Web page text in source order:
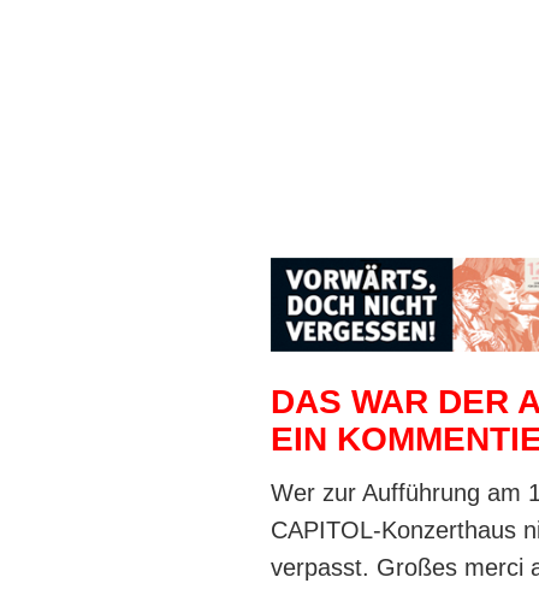
DAS WAR DER
EIN
Wer zur Aufführung am
CAPITOL-Konzerthaus
verpasst. Großes merci